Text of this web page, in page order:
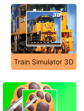
Train Simulator 3D